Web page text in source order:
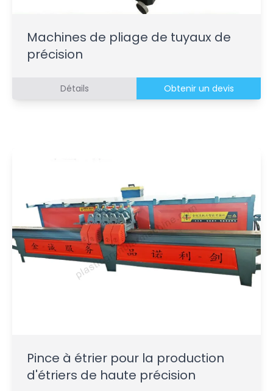
Machines de pliage de tuyaux de
précision
Détails Obtenir un devis
Pince à étrier pour la production
d'étriers de haute précision